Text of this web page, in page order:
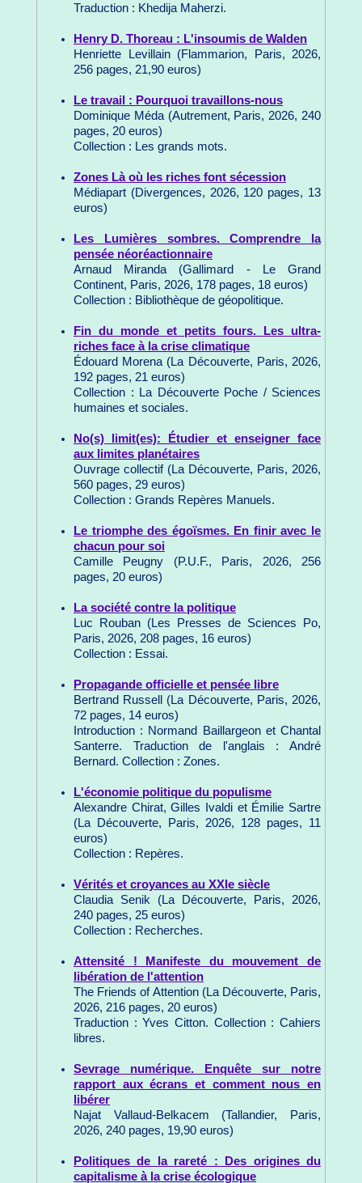
Traduction : Khedija Maherzi.
Henry D. Thoreau : L'insoumis de Walden
Henriette Levillain (Flammarion, Paris, 2026,
256 pages, 21,90 euros)
Le travail : Pourquoi travaillons-nous
Dominique Méda (Autrement, Paris, 2026, 240
pages, 20 euros)
Collection : Les grands mots.
Zones Là où les riches font sécession
Médiapart (Divergences, 2026, 120 pages, 13
euros)
Les Lumières sombres. Comprendre la
pensée néoréactionnaire
Arnaud Miranda (Gallimard - Le Grand
Continent, Paris, 2026, 178 pages, 18 euros)
Collection : Bibliothèque de géopolitique.
Fin du monde et petits fours. Les ultra-
riches face à la crise climatique
Édouard Morena (La Découverte, Paris, 2026,
192 pages, 21 euros)
Collection : La Découverte Poche / Sciences
humaines et sociales.
No(s) limit(es): Étudier et enseigner face
aux limites planétaires
Ouvrage collectif (La Découverte, Paris, 2026,
560 pages, 29 euros)
Collection : Grands Repères Manuels.
Le triomphe des égoïsmes. En finir avec le
chacun pour soi
Camille Peugny (P.U.F., Paris, 2026, 256
pages, 20 euros)
La société contre la politique
Luc Rouban (Les Presses de Sciences Po,
Paris, 2026, 208 pages, 16 euros)
Collection : Essai.
Propagande officielle et pensée libre
Bertrand Russell (La Découverte, Paris, 2026,
72 pages, 14 euros)
Introduction : Normand Baillargeon et Chantal
Santerre. Traduction de l'anglais : André
Bernard. Collection : Zones.
L'économie politique du populisme
Alexandre Chirat, Gilles Ivaldi et Émilie Sartre
(La Découverte, Paris, 2026, 128 pages, 11
euros)
Collection : Repères.
Vérités et croyances au XXIe siècle
Claudia Senik (La Découverte, Paris, 2026,
240 pages, 25 euros)
Collection : Recherches.
Attensité ! Manifeste du mouvement de
libération de l'attention
The Friends of Attention (La Découverte, Paris,
2026, 216 pages, 20 euros)
Traduction : Yves Citton. Collection : Cahiers
libres.
Sevrage numérique. Enquête sur notre
rapport aux écrans et comment nous en
libérer
Najat Vallaud-Belkacem (Tallandier, Paris,
2026, 240 pages, 19,90 euros)
Politiques de la rareté : Des origines du
capitalisme à la crise écologique